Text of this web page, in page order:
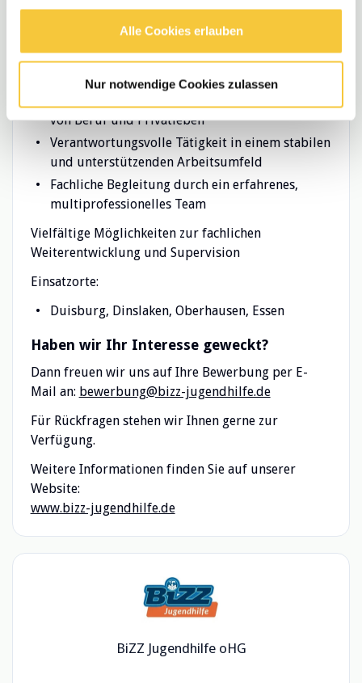
Alle Cookies erlauben
Nur notwendige Cookies zulassen
Eine unbefristete Festanstellung in Vollzeit oder
Vergütung in Anlehnung an den TVöD
30 Urlaubstage bei einer Vollzeitstelle
von Beruf und Privatleben
Verantwortungsvolle Tätigkeit in einem stabilen
und unterstützenden Arbeitsumfeld
Fachliche Begleitung durch ein erfahrenes,
multiprofessionelles Team
Vielfältige Möglichkeiten zur fachlichen
Weiterentwicklung und Supervision
Einsatzorte:
Duisburg, Dinslaken, Oberhausen, Essen
Haben wir Ihr Interesse geweckt?
Dann freuen wir uns auf Ihre Bewerbung per E-
Mail an: bewerbung@bizz-jugendhilfe.de
Für Rückfragen stehen wir Ihnen gerne zur
Verfügung.
Weitere Informationen finden Sie auf unserer
Website:
www.bizz-jugendhilfe.de
BiZZ Jugendhilfe oHG